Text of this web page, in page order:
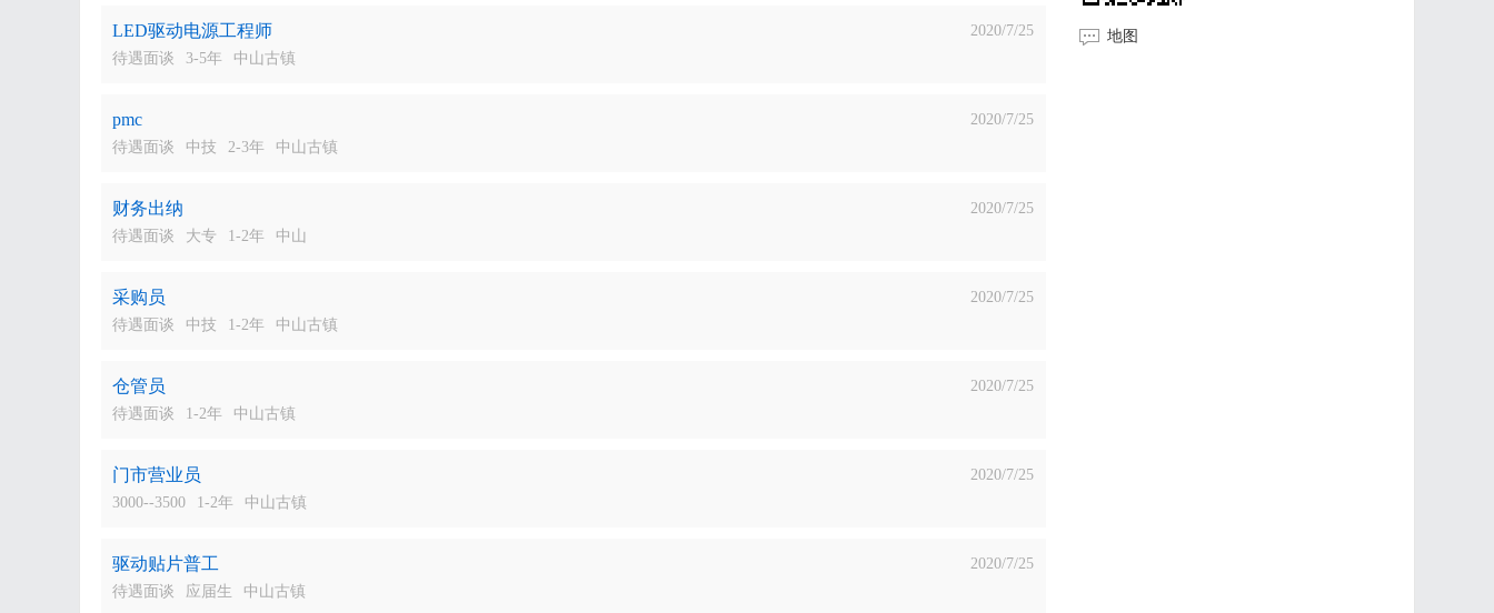
LED驱动电源工程师
2020/7/25
待遇面谈
3-5年 中山古镇
pmc
2020/7/25
待遇面谈
中技 2-3年 中山古镇
财务出纳
2020/7/25
待遇面谈
大专 1-2年 中山
采购员
2020/7/25
待遇面谈
中技 1-2年 中山古镇
仓管员
2020/7/25
待遇面谈
1-2年 中山古镇
门市营业员
2020/7/25
3000--3500
1-2年 中山古镇
驱动贴片普工
2020/7/25
待遇面谈
应届生 中山古镇
地图